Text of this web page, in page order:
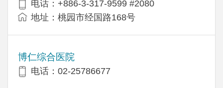
电话：+886-3-317-9599 #2080
地址：桃园市经国路168号
博仁综合医院
电话：02-25786677